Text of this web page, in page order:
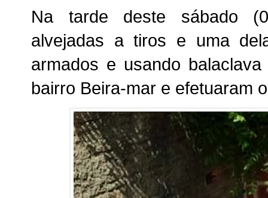
Na tarde deste sábado
alvejadas a tiros e uma
armados e usando
bairro Beira-mar e efetuaram